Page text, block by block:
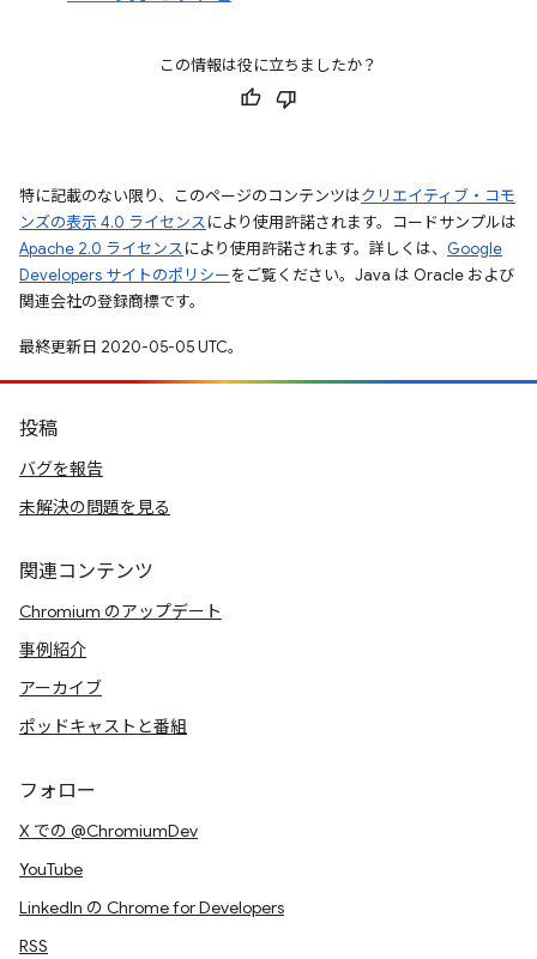
この情報は役に立ちましたか？
特に記載のない限り、このページのコンテンツはクリエイティブ・コモ
ンズの表示 4.0 ライセンスにより使用許諾されます。コードサンプルは
Apache 2.0 ライセンスにより使用許諾されます。詳しくは、 Google
Developers サイトのポリシーをご覧ください。Java は Oracle および
関連会社の登録商標です。
最終更新日 2020-05-05 UTC。
投稿
バグを報告
未解決の問題を見る
関連コンテンツ
Chromium のアップデート
事例紹介
アーカイブ
ポッドキャストと番組
フォロー
X での @ChromiumDev
YouTube
LinkedIn の Chrome for Developers
RSS